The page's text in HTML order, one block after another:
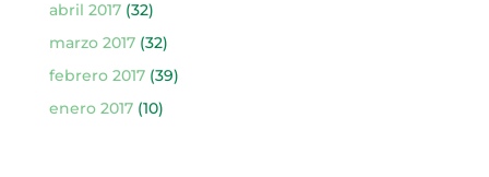
abril 2017(32)
marzo 2017(32)
febrero 2017(39)
enero 2017(10)